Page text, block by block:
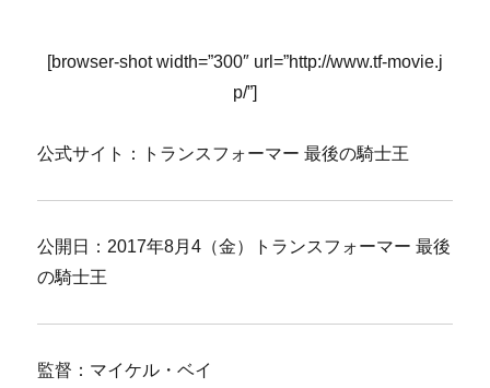
[browser-shot width=”300″ url=”http://www.tf-movie.j
p/”]
公式サイト：トランスフォーマー 最後の騎士王
公開日：2017年8月4（金）トランスフォーマー 最後
の騎士王
監督：マイケル・ベイ